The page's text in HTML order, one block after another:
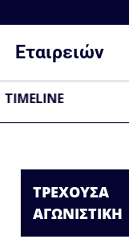
Εταιρειών
TIMELINE
ΤΡΕΧΟΥΣΑ
ΑΓΩΝΙΣΤΙΚΗ